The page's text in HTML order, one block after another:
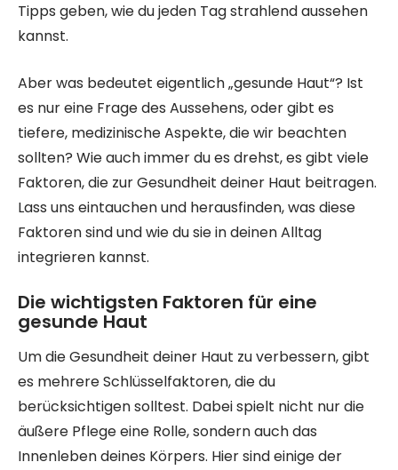
Tipps geben, wie du jeden Tag strahlend aussehen
kannst.
Aber was bedeutet eigentlich „gesunde Haut“? Ist
es nur eine Frage des Aussehens, oder gibt es
tiefere, medizinische Aspekte, die wir beachten
sollten? Wie auch immer du es drehst, es gibt viele
Faktoren, die zur Gesundheit deiner Haut beitragen.
Lass uns eintauchen und herausfinden, was diese
Faktoren sind und wie du sie in deinen Alltag
integrieren kannst.
Die wichtigsten Faktoren für eine
gesunde Haut
Um die Gesundheit deiner Haut zu verbessern, gibt
es mehrere Schlüsselfaktoren, die du
berücksichtigen solltest. Dabei spielt nicht nur die
äußere Pflege eine Rolle, sondern auch das
Innenleben deines Körpers. Hier sind einige der